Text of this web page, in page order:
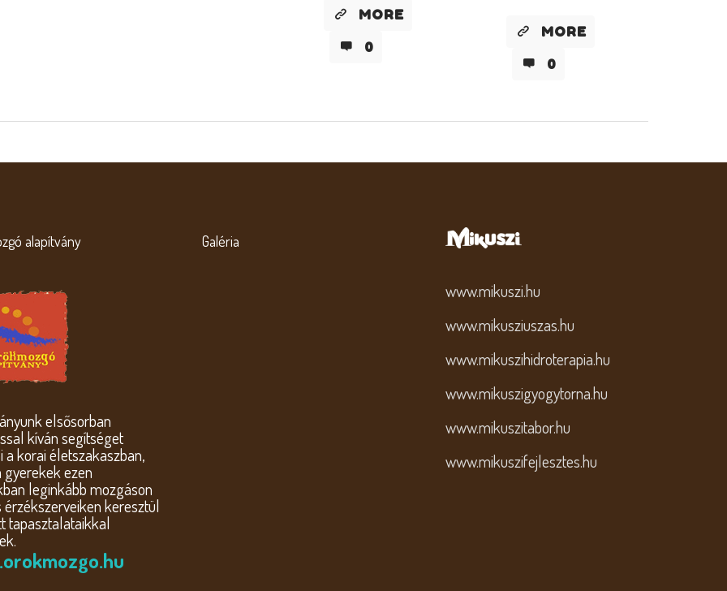
MORE
0
MORE
0
alapítvány
elsősorban
kíván segítséget
a korai életszakaszban,
gyerekek ezen
leginkább mozgáson
érzékszerveiken keresztül
tapasztalataikkal
Galéria
www.mikuszi.hu
www.mikusziuszas.hu
www.mikuszihidroterapia.hu
www.mikuszigyogytorna.hu
www.mikuszitabor.hu
www.mikuszifejlesztes.hu